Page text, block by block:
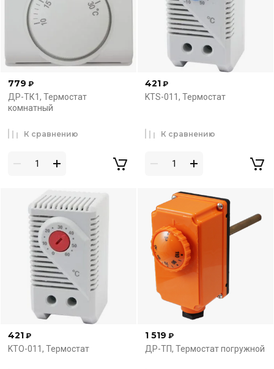
779 ₽
ДР-ТК1, Термостат
комнатный
К сравнению
421 ₽
KTS-011, Термостат
К сравнению
421 ₽
KTO-011, Термостат
1 519 ₽
ДР-ТП, Термостат погружной